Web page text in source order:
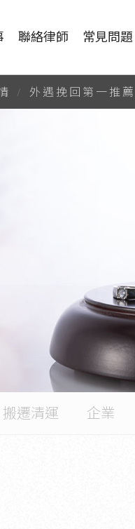
聯絡律師 常見問題
外遇挽回第一推
搬遷清運 企業